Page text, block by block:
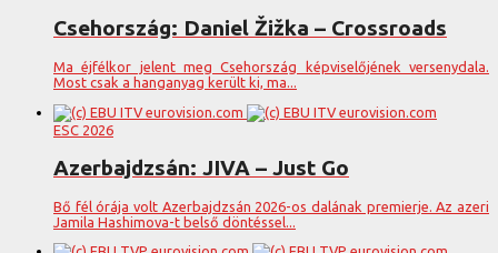
Csehország: Daniel Žižka – Crossroads
Ma éjfélkor jelent meg Csehország képviselőjének versenydala.
Most csak a hanganyag került ki, ma...
ESC 2026
Azerbajdzsán: JIVA – Just Go
Bő fél órája volt Azerbajdzsán 2026-os dalának premierje. Az azeri
Jamila Hashimova-t belső döntéssel...